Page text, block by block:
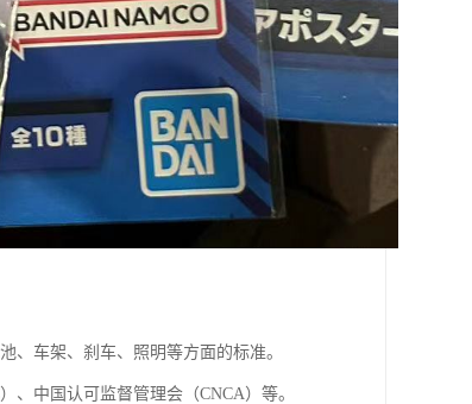
、车架、刹车、照明等方面的标准。
、中国认可监督管理会（CNCA）等。